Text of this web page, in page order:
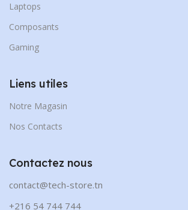
Laptops
Composants
Gaming
Liens utiles
Notre Magasin
Nos Contacts
Contactez nous
contact@tech-store.tn
+216 54 744 744